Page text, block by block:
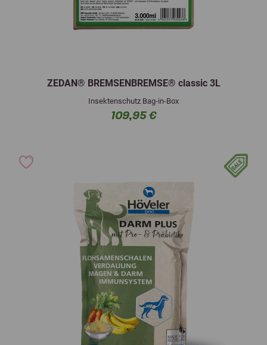
ZEDAN® BREMSENBREMSE® classic 3L
Insektenschutz Bag-in-Box
109,95 €